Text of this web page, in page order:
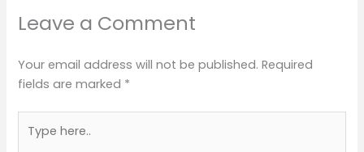
Leave a Comment
Your email address will not be published. Required
fields are marked *
here..